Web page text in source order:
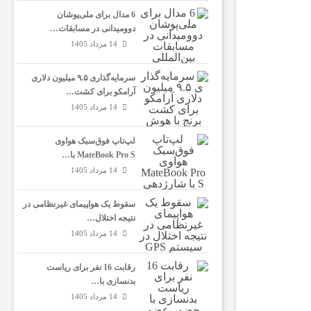
6 مدال برای ملی‌پوشان
دوومیدانی در مسابقات…
14 مرداد 1405
سرمایه‌گذاری ۹.۵ میلیون دلاری
آرامکو برای کشت…
14 مرداد 1405
لپ‌تاپ فوق‌سبک هواوی
MateBook Pro S با…
14 مرداد 1405
سقوط یک هواپیمای غیرنظامی در
نتیجه اختلال…
14 مرداد 1405
رقابت 16 نفر برای ریاست
بدنسازی با…
14 مرداد 1405